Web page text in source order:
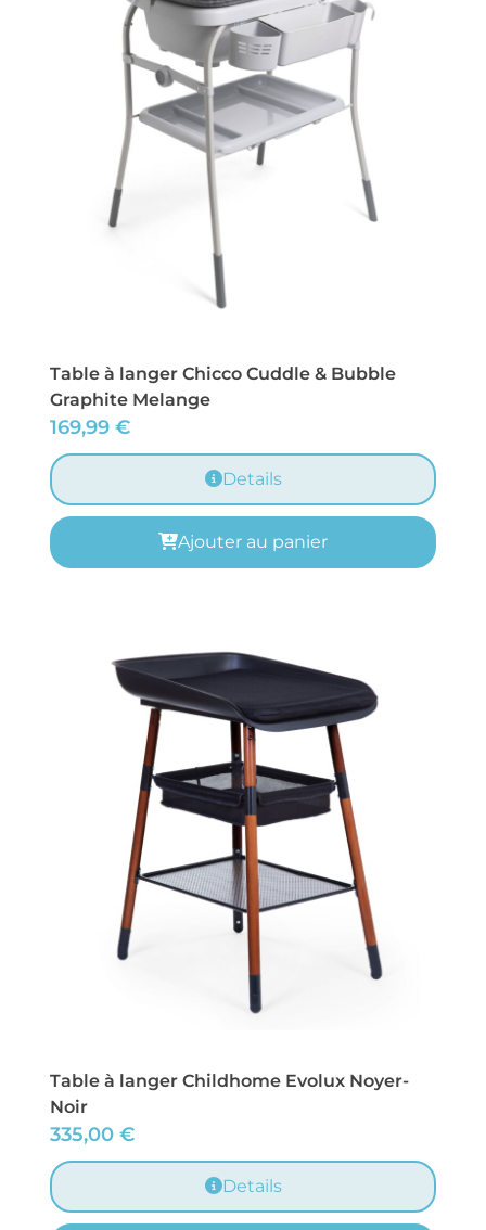
Table à langer Chicco Cuddle & Bubble
Graphite Melange
169,99 €
Details
Ajouter au panier
Table à langer Childhome Evolux Noyer-
Noir
335,00 €
Details